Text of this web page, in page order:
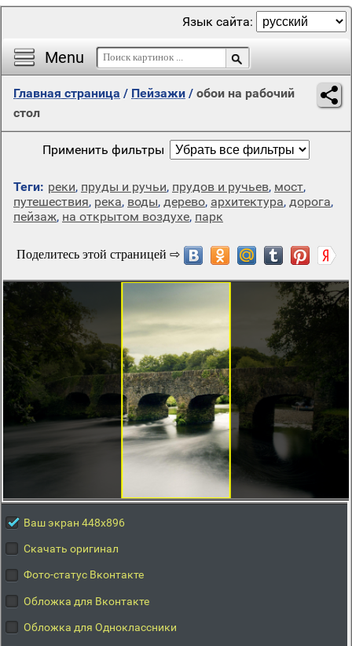
Menu
Язык сайта:
Главная страница / Пейзажи / обои на рабочий
стол
Применить фильтры
Теги: реки, пруды и ручьи, прудов и ручьев, мост,
путешествия, река, воды, дерево, архитектура, дорога,
пейзаж, на открытом воздухе, парк
Ваш экран 448x896
Скачать оригинал
Фото-статус Вконтакте
Обложка для Вконтакте
Обложка для Одноклассники